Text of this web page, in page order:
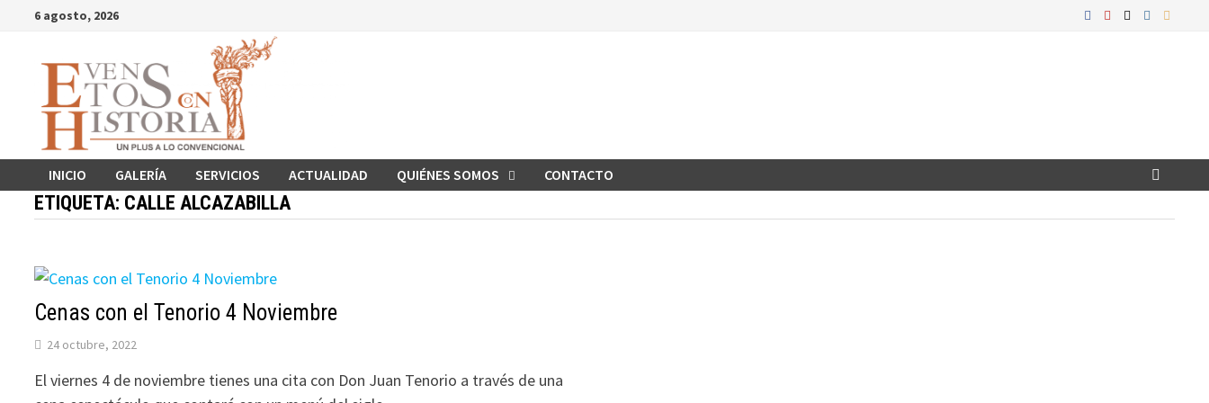
Saltar
contenido
6 agosto, 2026
INICIO GALERÍA SERVICIOS ACTUALIDAD QUIÉNES SOMOS CONTACTO
ETIQUETA: CALLE ALCAZABILLA
Cenas con el Tenorio 4 Noviembre
24 octubre, 2022
El viernes 4 de noviembre tienes una cita con Don Juan Tenorio a través de una